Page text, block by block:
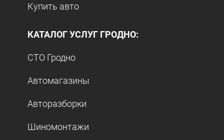
Купить авто
КАТАЛОГ УСЛУГ ГРОДНО:
СТО Гродно
Автомагазины
Авторазборки
Шиномонтажи